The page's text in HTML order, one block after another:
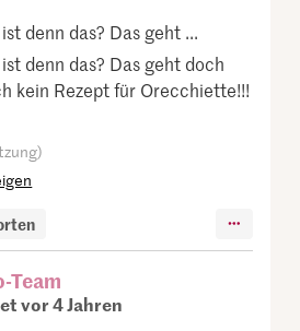
denn das? Das geht ...
denn das? Das geht doch
kein Rezept für Orecchiette!!!
Team
vor 4 Jahren